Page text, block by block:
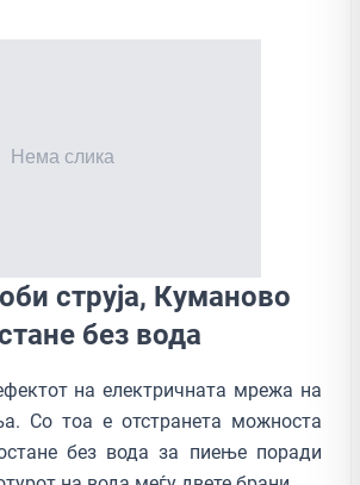
струја, Куманово
без вода
на електричната мрежа на
Со тоа е отстранета можноста
без вода за пиење поради